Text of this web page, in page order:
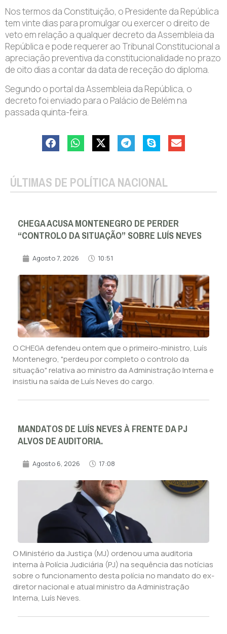
Nos termos da Constituição, o Presidente da República
tem vinte dias para promulgar ou exercer o direito de
veto em relação a qualquer decreto da Assembleia da
República e pode requerer ao Tribunal Constitucional a
apreciação preventiva da constitucionalidade no prazo
de oito dias a contar da data de receção do diploma.
Segundo o portal da Assembleia da República, o
decreto foi enviado para o Palácio de Belém na
passada quinta-feira.
ÚLTIMAS DE POLÍTICA NACIONAL
CHEGA ACUSA MONTENEGRO DE PERDER
“CONTROLO DA SITUAÇÃO” SOBRE LUÍS NEVES
Agosto 7, 2026 10:51
O CHEGA defendeu ontem que o primeiro-ministro, Luís
Montenegro, "perdeu por completo o controlo da
situação" relativa ao ministro da Administração Interna e
insistiu na saída de Luís Neves do cargo.
MANDATOS DE LUÍS NEVES À FRENTE DA PJ
ALVOS DE AUDITORIA.
Agosto 6, 2026 17:08
O Ministério da Justiça (MJ) ordenou uma auditoria
interna à Polícia Judiciária (PJ) na sequência das notícias
sobre o funcionamento desta polícia no mandato do ex-
diretor nacional e atual ministro da Administração
Interna, Luís Neves.